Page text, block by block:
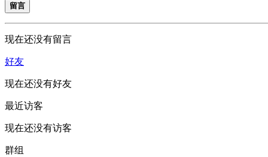
留言
现在还没有留言
好友
现在还没有好友
最近访客
现在还没有访客
群组